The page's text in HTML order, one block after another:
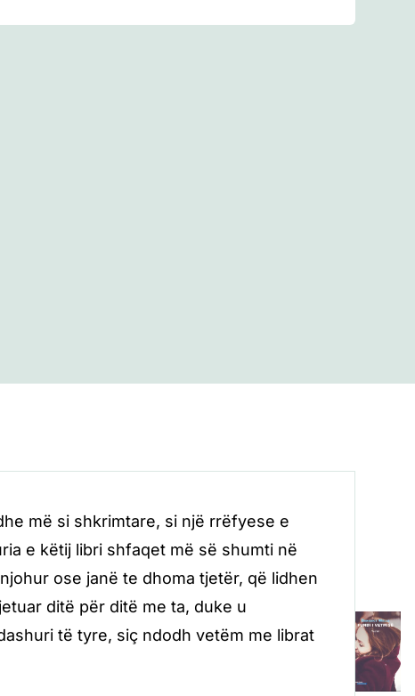
më si shkrimtare, si një rrëfyese e
e këtij libri shfaqet më së shumti në
ose janë te dhoma tjetër, që lidhen
ditë për ditë me ta, duke u
të tyre, siç ndodh vetëm me librat